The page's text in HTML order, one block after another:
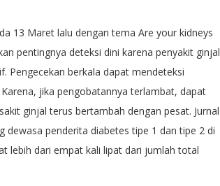
13 Maret lalu dengan tema Are your kidneys
pentingnya deteksi dini karena penyakit ginjal
Pengecekan berkala dapat mendeteksi
jika pengobatannya terlambat, dapat
ginjal terus bertambah dengan pesat. Jurnal
penderita diabetes tipe 1 dan tipe 2 di
lebih dari empat kali lipat dari jumlah total